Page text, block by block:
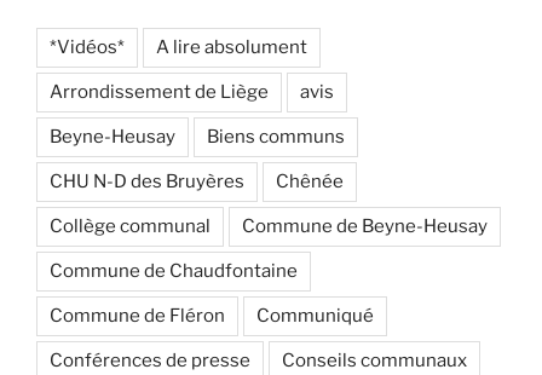
*Vidéos* A lire absolument
Arrondissement de Liège avis
Beyne-Heusay Biens communs
CHU N-D des Bruyères Chênée
Collège communal Commune de Beyne-Heusay
Commune de Chaudfontaine
Commune de Fléron Communiqué
Conférences de presse Conseils communaux